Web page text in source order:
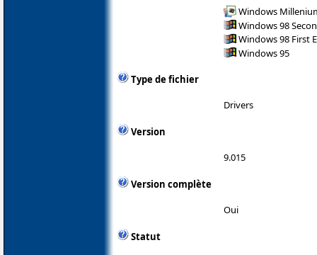
Windows
Windows 98
Windows 98 First
Windows 95
Type de fichier
Drivers
Version
9.015
Version complète
Oui
Statut